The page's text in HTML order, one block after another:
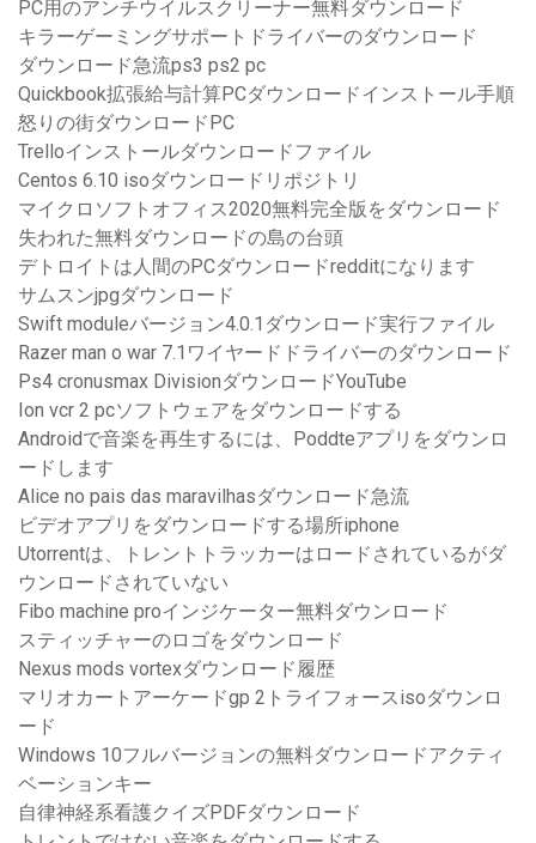
PC用のアンチウイルスクリーナー無料ダウンロード
キラーゲーミングサポートドライバーのダウンロード
ダウンロード急流ps3 ps2 pc
Quickbook拡張給与計算PCダウンロードインストール手順
怒りの街ダウンロードPC
Trelloインストールダウンロードファイル
Centos 6.10 isoダウンロードリポジトリ
マイクロソフトオフィス2020無料完全版をダウンロード
失われた無料ダウンロードの島の台頭
デトロイトは人間のPCダウンロードredditになります
サムスンjpgダウンロード
Swift moduleバージョン4.0.1ダウンロード実行ファイル
Razer man o war 7.1ワイヤードドライバーのダウンロード
Ps4 cronusmax DivisionダウンロードYouTube
Ion vcr 2 pcソフトウェアをダウンロードする
Androidで音楽を再生するには、Poddteアプリをダウンロ
ードします
Alice no pais das maravilhasダウンロード急流
ビデオアプリをダウンロードする場所iphone
Utorrentは、トレントトラッカーはロードされているがダ
ウンロードされていない
Fibo machine proインジケーター無料ダウンロード
スティッチャーのロゴをダウンロード
Nexus mods vortexダウンロード履歴
マリオカートアーケードgp 2トライフォースisoダウンロ
ード
Windows 10フルバージョンの無料ダウンロードアクティ
ベーションキー
自律神経系看護クイズPDFダウンロード